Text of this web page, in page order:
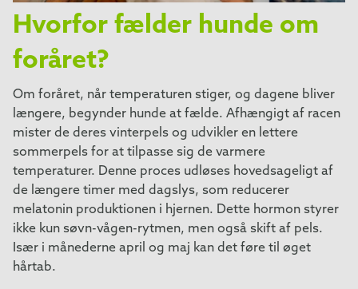
Hvorfor fælder hunde om
foråret?
Om foråret, når temperaturen stiger, og dagene bliver
længere, begynder hunde at fælde. Afhængigt af racen
mister de deres vinterpels og udvikler en lettere
sommerpels for at tilpasse sig de varmere
temperaturer. Denne proces udløses hovedsageligt af
de længere timer med dagslys, som reducerer
melatonin produktionen i hjernen. Dette hormon styrer
ikke kun søvn-vågen-rytmen, men også skift af pels.
Især i månederne april og maj kan det føre til øget
hårtab.